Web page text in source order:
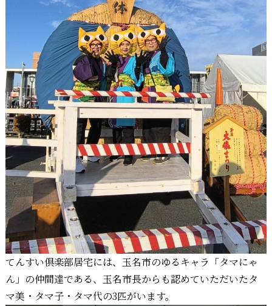
てんすい倶楽部居宅には、玉名市のゆるキャラ「タマにゃ
ん」の仲間達である、玉名市長からも認めていただいたタ
マ美・タマ子・タマ代の3匹がいます。